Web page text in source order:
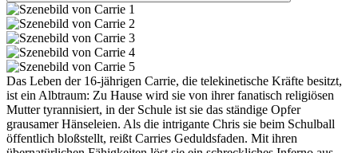
Das Leben der 16-jährigen Carrie, die telekinetische Kräfte besitzt,
ist ein Albtraum: Zu Hause wird sie von ihrer fanatisch religiösen
Mutter tyrannisiert, in der Schule ist sie das ständige Opfer
grausamer Hänseleien. Als die intrigante Chris sie beim Schulball
öffentlich bloßstellt, reißt Carries Geduldsfaden. Mit ihren